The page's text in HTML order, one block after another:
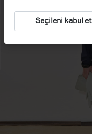
Seçileni kabul et